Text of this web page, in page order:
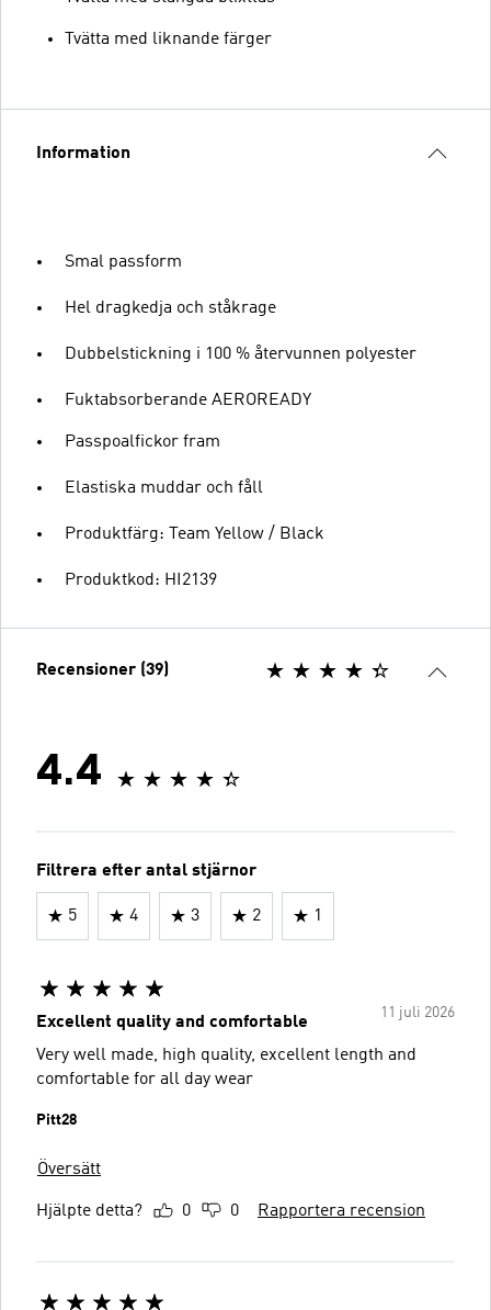
Tvätta med liknande färger
Information
Smal passform
Hel dragkedja och ståkrage
Dubbelstickning i 100 % återvunnen polyester
Fuktabsorberande AEROREADY
Passpoalfickor fram
Elastiska muddar och fåll
Produktfärg: Team Yellow / Black
Produktkod: HI2139
Recensioner (39)
4.4
Filtrera efter antal stjärnor
5 4 3 2 1
11 juli 2026
Excellent quality and comfortable
Very well made, high quality, excellent length and
comfortable for all day wear
Pitt28
Översätt
Hjälpte detta? 0 0 Rapportera recension